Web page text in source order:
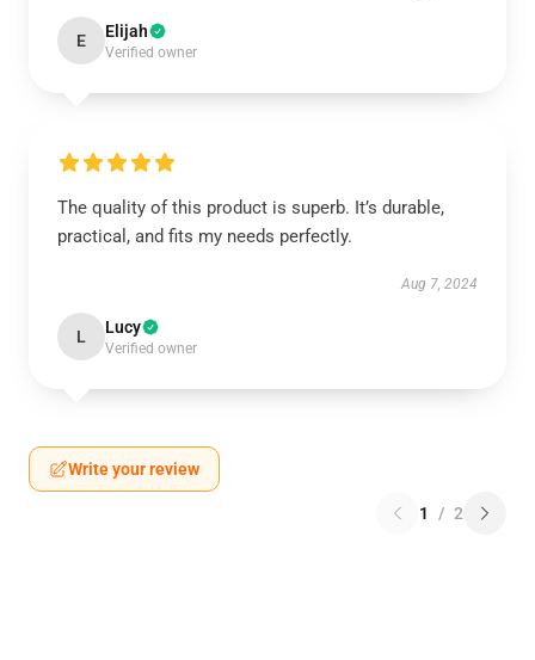
E Elijah
Verified owner
The quality of this product is superb. It’s durable,
practical, and fits my needs perfectly.
Aug 7, 2024
L Lucy
Verified owner
Write your review
1 / 2